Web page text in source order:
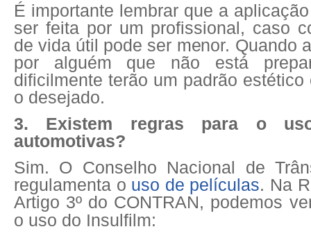
É importante lembrar que a
ser feita por um profissional, caso
de vida útil pode ser menor. Quando
por alguém que não está
dificilmente terão um padrão
o desejado.
3. Existem regras para o
automotivas?
Sim. O Conselho Nacional de
regulamenta o uso de películas. Na
Artigo 3º do CONTRAN, podemos
o uso do Insulfilm: